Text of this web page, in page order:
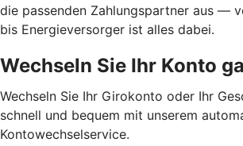
die passenden Zahlungspartner aus —
bis Energieversorger ist alles dabei.
Wechseln Sie Ihr Konto
Wechseln Sie Ihr Girokonto oder Ihr
schnell und bequem mit unserem
Kontowechselservice.